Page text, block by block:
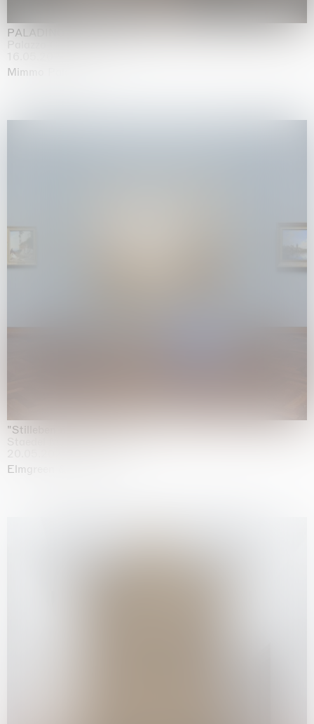
PALADINO
Palazzo Citterio, Milan
Mimmo Paladino
"Stilleben mit Gemüse”
Elmgreen & Dragset